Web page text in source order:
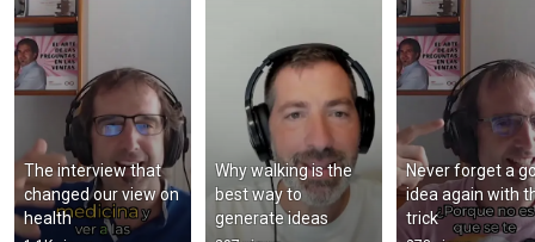
The interview that
changed our view on
health
Why walking is the
best way to
generate ideas
Never forget a
idea again with
trick